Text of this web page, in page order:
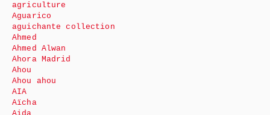
agriculture
Aguarico
aguichante collection
Ahmed
Ahmed Alwan
Ahora Madrid
Ahou
Ahou ahou
AIA
Aïcha